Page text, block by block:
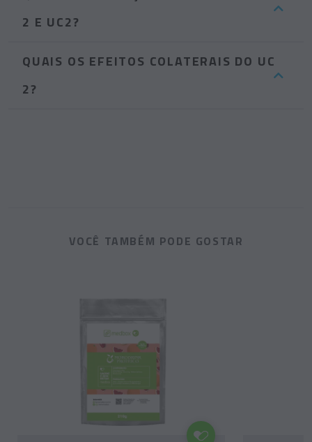
2 E UC2?
QUAIS OS EFEITOS COLATERAIS DO UC
2?
VOCÊ TAMBÉM PODE GOSTAR